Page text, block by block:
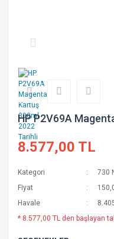
HP P2V69A
8.577,00 TL
Kategori
730
Fiyat
Havale
* 8.577,00 TL den başlayan